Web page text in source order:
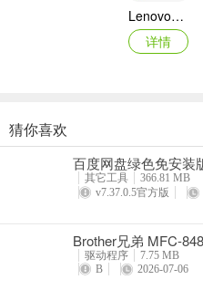
Lenovo联想 Ideapad Z465/Z565系列笔记本 声卡驱动
详情
奥睿科PAS3062-2E/PAS3062-2S/PAS3064-2S2E系列扩展卡驱动
详情
猜你喜欢
百度网盘绿色免安装
其它工具
366.81 MB
v7.37.0.5官方版
Brother兄弟 MFC-
驱动程序
7.75 MB
B
2026-07-06